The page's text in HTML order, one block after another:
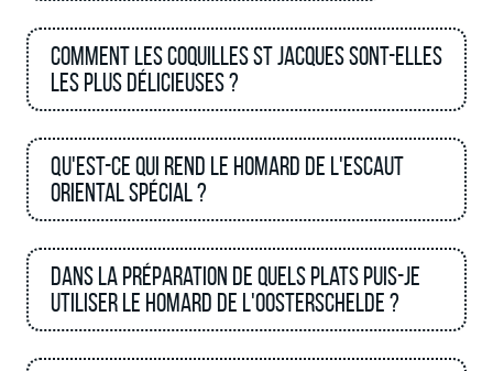
Comment les Coquilles St Jacques sont-elles
les plus délicieuses ?
Qu'est-ce qui rend le homard de l'Escaut
oriental spécial ?
Dans la préparation de quels plats puis-je
utiliser le homard de l'Oosterschelde ?